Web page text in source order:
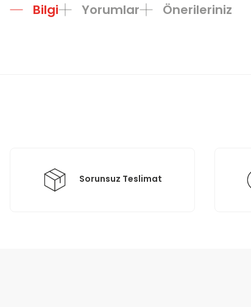
Bilgi Yorumlar Önerileriniz
Sorunsuz Teslimat